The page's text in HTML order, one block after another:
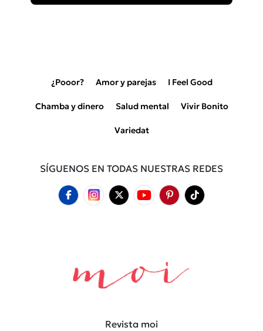
¿Pooor? Amor y parejas I Feel Good
Chamba y dinero Salud mental Vivir Bonito
Variedat
SÍGUENOS EN TODAS NUESTRAS REDES
Revista moi